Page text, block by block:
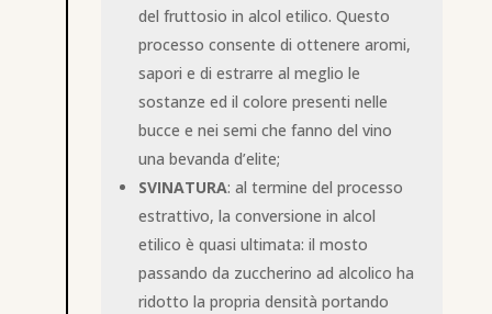
del fruttosio in alcol etilico. Questo
processo consente di ottenere aromi,
sapori e di estrarre al meglio le
sostanze ed il colore presenti nelle
bucce e nei semi che fanno del vino
una bevanda d’elite;
SVINATURA: al termine del processo
estrattivo, la conversione in alcol
etilico è quasi ultimata: il mosto
passando da zuccherino ad alcolico ha
ridotto la propria densità portando